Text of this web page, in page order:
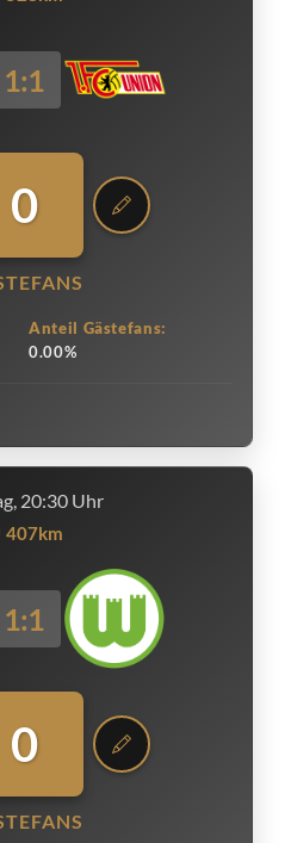
1:1
0
Anteil Gästefans:
0.00%
20:30 Uhr
407km
1:1
0